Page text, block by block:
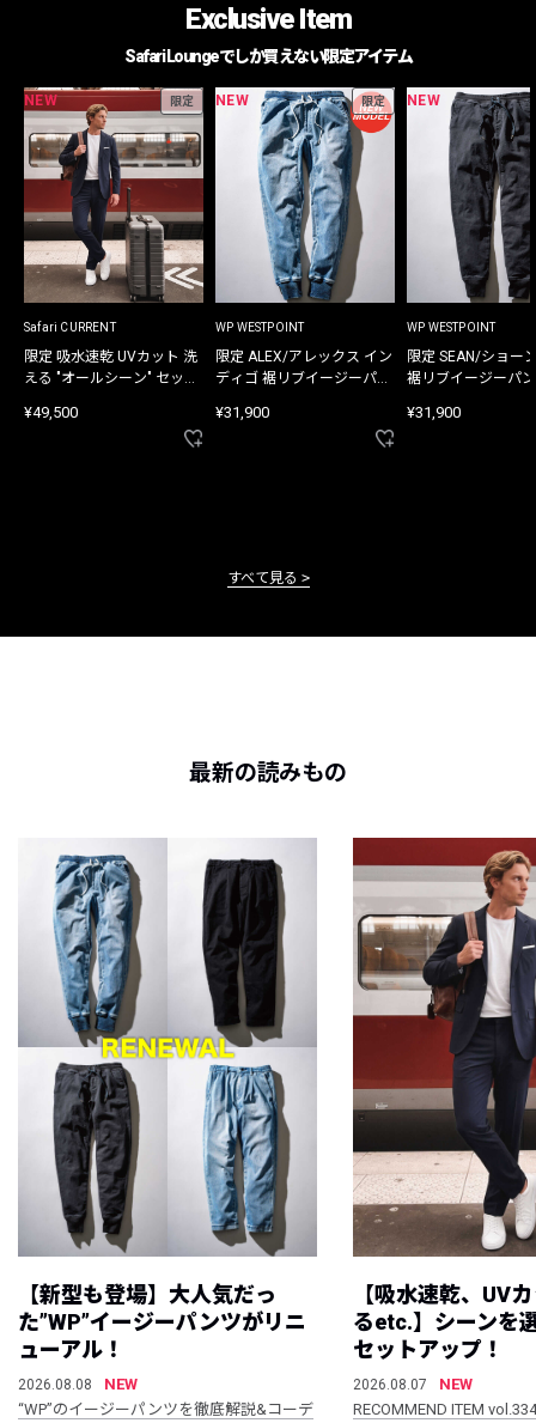
Exclusive Item
Safari Loungeでしか買えない限定アイテム
NEW 限定
Safari CURRENT
限定 吸水速乾 UVカット 洗
える "オールシーン" セット
¥49,500
NEW 限定
WP WESTPOINT
限定 ALEX/アレックス イン
ディゴ 裾リブイージーパン
¥31,900
NEW
WP WESTPOINT
限定 SEAN/ショー
裾リブイージーパ
¥31,900
すべて見る
最新の読みもの
【新型も登場】大人気だっ
た”WP”イージーパンツがリニ
ューアル！
2026.08.08
NEW
“WP”のイージーパンツを徹底解説&コーデ
【吸水速乾、UV
るetc.】シーンを
セットアップ！
2026.08.07
NEW
RECOMMEND ITEM vol.334